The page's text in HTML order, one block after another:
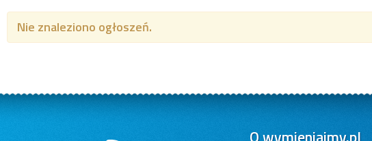
Nie znaleziono ogłoszeń.